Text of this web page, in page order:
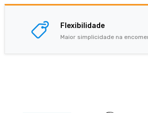
Flexibilidade
Maior simplicidade na